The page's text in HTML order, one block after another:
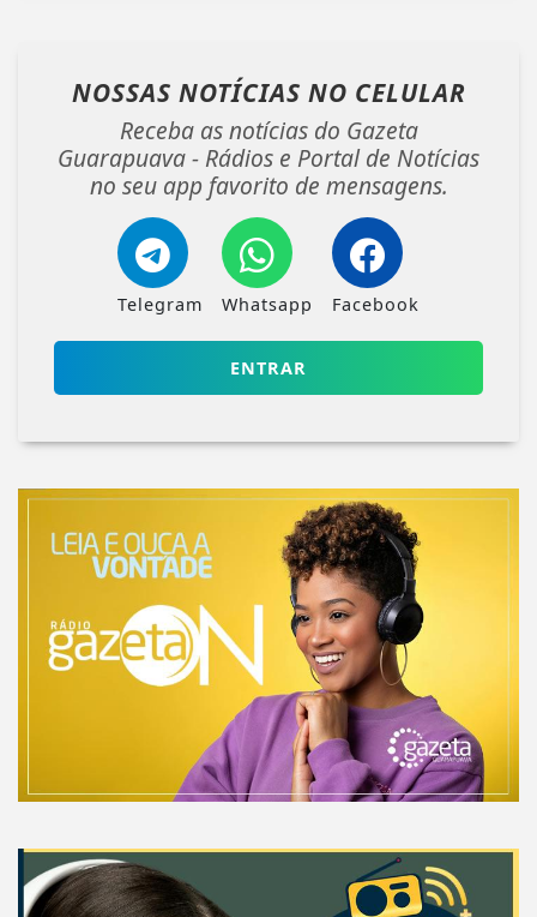
NOSSAS NOTÍCIAS NO CELULAR
Receba as notícias do Gazeta
Guarapuava - Rádios e Portal de Notícias
no seu app favorito de mensagens.
Telegram Whatsapp Facebook
ENTRAR